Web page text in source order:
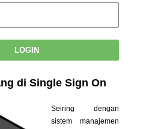
di Single Sign On
Seiring dengan
sistem manajemen